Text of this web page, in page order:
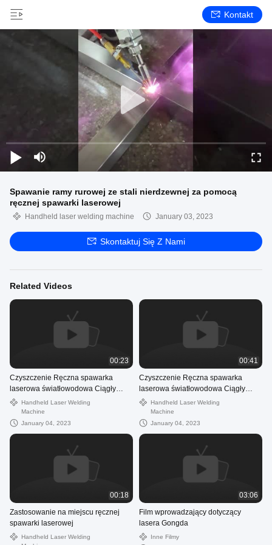
Kontakt
Spawanie ramy rurowej ze stali nierdzewnej za pomocą
ręcznej spawarki laserowej
Handheld laser welding machine January 03, 2023
Skontaktuj Się Z Nami
Related Videos
00:23
Czyszczenie Ręczna spawarka
laserowa światłowodowa Ciągły
system spawania laserowego
Lightweld 1500
Handheld Laser Welding
Machine
January 04, 2023
00:41
Czyszczenie Ręczna spawarka
laserowa światłowodowa Ciągły
system spawania laserowego
Lightweld 1500
Handheld Laser Welding
Machine
January 04, 2023
00:18
Zastosowanie na miejscu ręcznej
spawarki laserowej
Handheld Laser Welding
03:06
Film wprowadzający dotyczący
lasera Gongda
Inne Filmy